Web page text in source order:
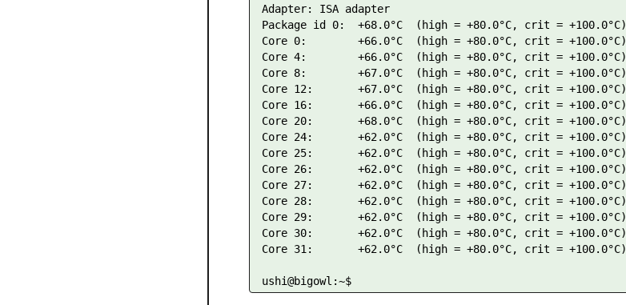
Adapter: ISA adapter
Package id 0:  +68.0°C  (high = +80.0°C, crit = +100.0°C)
Core 0:        +66.0°C  (high = +80.0°C, crit = +100.0°C)
Core 4:        +66.0°C  (high = +80.0°C, crit = +100.0°C)
Core 8:        +67.0°C  (high = +80.0°C, crit = +100.0°C)
Core 12:       +67.0°C  (high = +80.0°C, crit = +100.0°C)
Core 16:       +66.0°C  (high = +80.0°C, crit = +100.0°C)
Core 20:       +68.0°C  (high = +80.0°C, crit = +100.0°C)
Core 24:       +62.0°C  (high = +80.0°C, crit = +100.0°C)
Core 25:       +62.0°C  (high = +80.0°C, crit = +100.0°C)
Core 26:       +62.0°C  (high = +80.0°C, crit = +100.0°C)
Core 27:       +62.0°C  (high = +80.0°C, crit = +100.0°C)
Core 28:       +62.0°C  (high = +80.0°C, crit = +100.0°C)
Core 29:       +62.0°C  (high = +80.0°C, crit = +100.0°C)
Core 30:       +62.0°C  (high = +80.0°C, crit = +100.0°C)
Core 31:       +62.0°C  (high = +80.0°C, crit = +100.0°C)